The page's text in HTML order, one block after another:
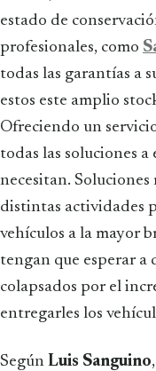
estado de
profesionales, como
todas las garantías a
estos este amplio
Ofreciendo un
todas las soluciones
necesitan.
distintas actividades
vehículos a la mayor
tengan que esperar a
colapsados por el
entregarles los
Según Luis Sanguino